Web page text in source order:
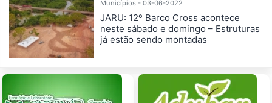
Municípios - 03-06-2022
JARU: 12º Barco Cross acontece
neste sábado e domingo – Estruturas
já estão sendo montadas